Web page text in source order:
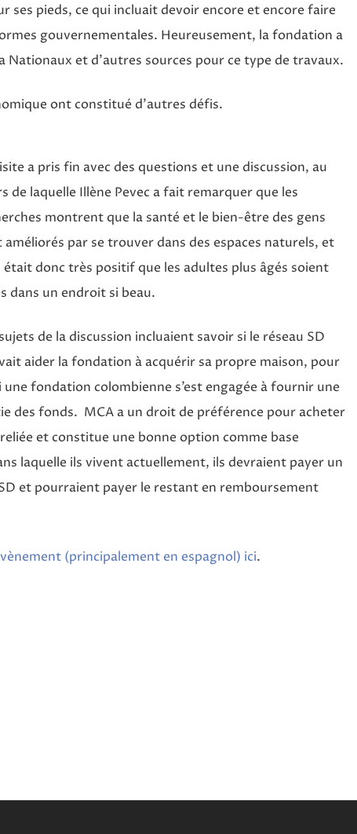
pieds, ce qui incluait devoir encore et encore faire
gouvernementales. Heureusement, la fondation a
Nationaux et d’autres sources pour ce type de travaux.
ont constitué d’autres défis.
a pris fin avec des questions et une discussion, au
de laquelle Illène Pevec a fait remarquer que les
montrent que la santé et le bien-être des gens
améliorés par se trouver dans des espaces naturels, et
était donc très positif que les adultes plus âgés soient
dans un endroit si beau.
de la discussion incluaient savoir si le réseau SD
aider la fondation à acquérir sa propre maison, pour
une fondation colombienne s’est engagée à fournir une
des fonds. MCA a un droit de préférence pour acheter
et constitue une bonne option comme base
laquelle ils vivent actuellement, ils devraient payer un
et pourraient payer le restant en remboursement
(principalement en espagnol) ici.